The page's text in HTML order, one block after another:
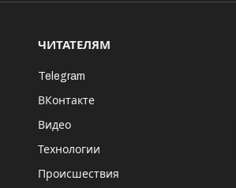
ЧИТАТЕЛЯМ
Telegram
ВКонтакте
Видео
Технологии
Происшествия